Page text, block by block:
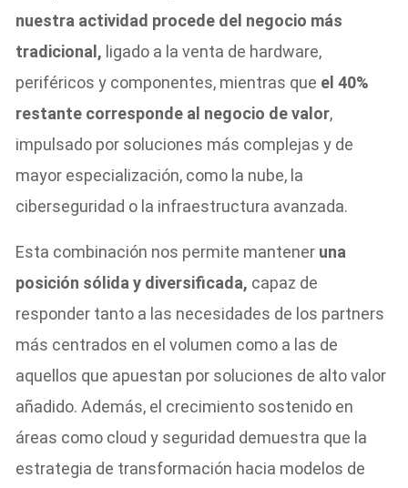
nuestra actividad procede del negocio más
tradicional, ligado a la venta de hardware,
periféricos y componentes, mientras que el 40%
restante corresponde al negocio de valor,
impulsado por soluciones más complejas y de
mayor especialización, como la nube, la
ciberseguridad o la infraestructura avanzada.
Esta combinación nos permite mantener una
posición sólida y diversificada, capaz de
responder tanto a las necesidades de los partners
más centrados en el volumen como a las de
aquellos que apuestan por soluciones de alto valor
añadido. Además, el crecimiento sostenido en
áreas como cloud y seguridad demuestra que la
estrategia de transformación hacia modelos de